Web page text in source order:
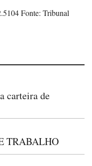
Fonte: Tribunal
carteira de
TRABALHO